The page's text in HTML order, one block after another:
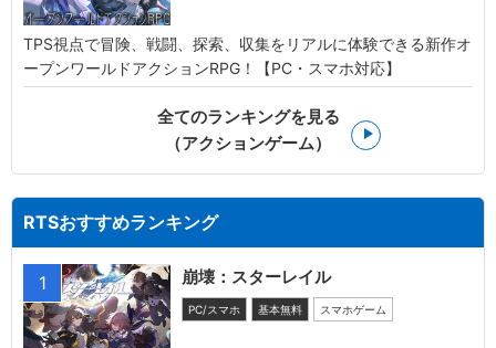
TPS視点で冒険、戦闘、探索、収集をリアルに体験できる新作オ
ープンワールドアクションRPG！【PC・スマホ対応】
全てのランキングを見る
（アクションゲーム）
RTSおすすめランキング
1 崩壊：スターレイル
PC/スマホ 基本無料 スマホゲーム